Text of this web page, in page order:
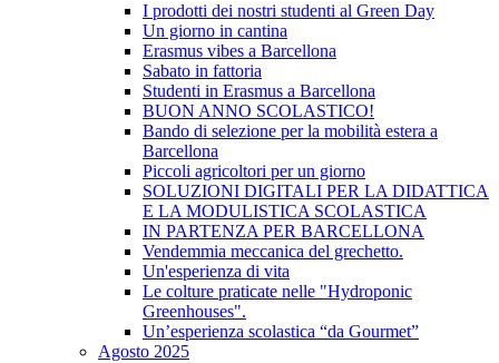
I prodotti dei nostri studenti al Green Day
Un giorno in cantina
Erasmus vibes a Barcellona
Sabato in fattoria
Studenti in Erasmus a Barcellona
BUON ANNO SCOLASTICO!
Bando di selezione per la mobilità estera a
Barcellona
Piccoli agricoltori per un giorno
SOLUZIONI DIGITALI PER LA DIDATTICA
E LA MODULISTICA SCOLASTICA
IN PARTENZA PER BARCELLONA
Vendemmia meccanica del grechetto.
Un'esperienza di vita
Le colture praticate nelle "Hydroponic
Greenhouses".
Un’esperienza scolastica “da Gourmet”
Agosto 2025